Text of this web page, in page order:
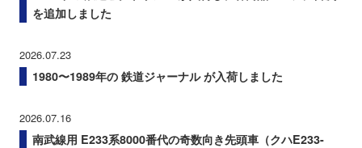
を追加しました
2026.07.23
1980〜1989年の 鉄道ジャーナル が入荷しました
2026.07.16
南武線用 E233系8000番代の奇数向き先頭車（クハE233-